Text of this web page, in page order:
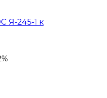
Я-245-1 к